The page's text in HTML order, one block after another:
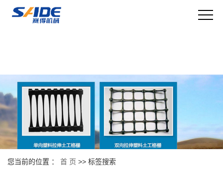
您当前的位置 ： 首 页 >> 标签搜索